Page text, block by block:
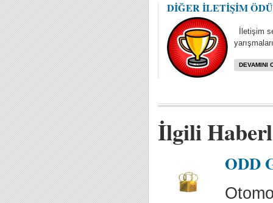
DİĞER İLETİŞİM
İletişim
DEVAMINI
İlgili
ODD